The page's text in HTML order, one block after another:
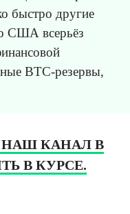
быстро другие
США всерьёз
BTC-резервы,
КАНАЛ В
В КУРСЕ.